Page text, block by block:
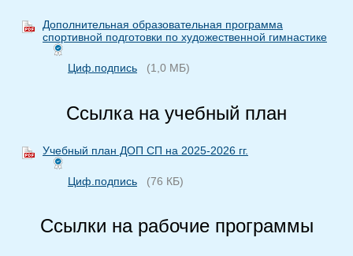
Дополнительная образовательная программа
спортивной подготовки по художественной гимнастике
Циф.подпись (1,0 МБ)
Ссылка на учебный план
Учебный план ДОП СП на 2025-2026 гг.
Циф.подпись (76 КБ)
Ссылки на рабочие программы